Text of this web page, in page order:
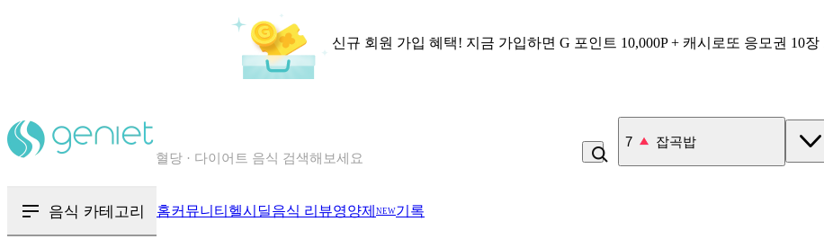
신규 회원 가입 혜택! 지금 가입하면 G 포인트 10,000P + 캐시로또 응모권 10장
혈당 · 다이어트 음식 검색해보세요
8 비_플레인 플레인
음식 카테고리 홈커뮤니티 헬시딜음식 리뷰영양제 NEW기록